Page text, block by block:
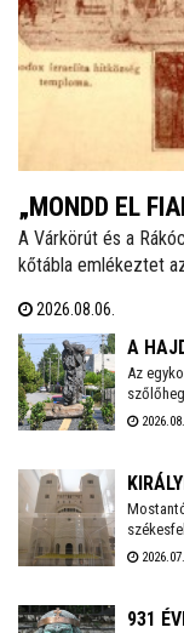
„MONDD EL
A Várkörút és a
kőtábla emlékeztet
legtöbben a
éveket idézik fel.
mint ahogy sokan
városban.
2026.08.06.
A
Az
telkeit
931